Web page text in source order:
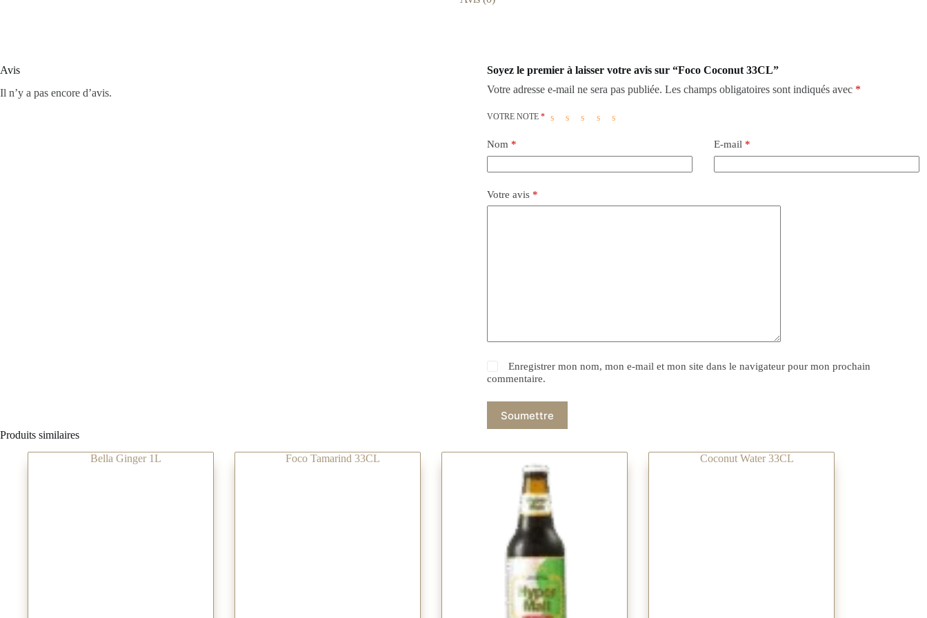
Avis
Il n’y a pas encore d’avis.
Soyez le premier à laisser votre avis sur “Foco Coconut 33CL”
Votre adresse e-mail ne sera pas publiée. Les champs obligatoires sont indiqués avec *
VOTRE NOTE *
Nom * E-mail *
Votre avis *
Enregistrer mon nom, mon e-mail et mon site dans le navigateur pour mon prochain
commentaire.
Soumettre
Produits similaires